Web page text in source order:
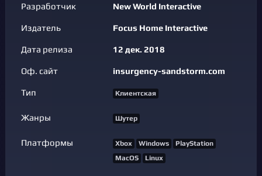
Разработчик New World Interactive
Издатель Focus Home Interactive
Дата релиза 12 дек. 2018
Оф. сайт insurgency-sandstorm.com
Тип Клиентская
Жанры Шутер
Платформы Xbox Windows
PlayStation
MacOS
Linux